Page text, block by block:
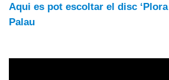
Aqui es pot escoltar el disc ‘Plora
Palau